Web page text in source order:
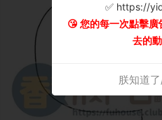
✅ https://
😘 您的每一次點擊
去的
朕知道